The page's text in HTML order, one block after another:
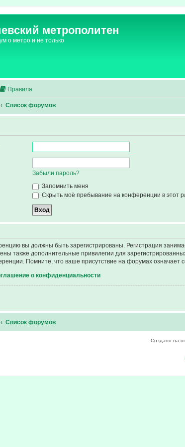
метрополитен
о метро и не только
Правила
Список форумов
Забыли пароль?
Запомнить меня
Скрыть моё пребывание на конференции в этот
вы должны быть зарегистрированы. Регистрация
также дополнительные привилегии для
Помните, что ваше присутствие на форумах означает
о конфиденциальности
Список форумов
Создано на